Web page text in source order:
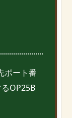
ポート番
OP25B